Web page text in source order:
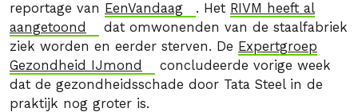
reportage van EenVandaag . Het RIVM heeft al
aangetoond
dat omwonenden van de staalfabriek
ziek worden en eerder sterven. De Expertgroep
Gezondheid IJmond
concludeerde vorige week
dat de gezondheidsschade door Tata Steel in de
praktijk nog groter is.